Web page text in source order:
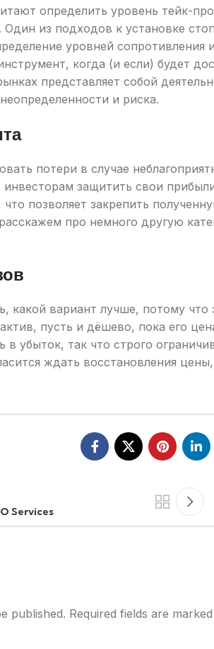
определить уровень тейк-
Один из подходов к установке
уровней
когда (и если) будет
представляет собой
неопределенности и риска.
потери в случае
инвесторам защитить свои
позволяет закрепить
про немного другую
какой вариант лучше, потому
пусть и дёшево, пока его
в убыток, так что строго
ждать восстановления
Services
published. Required fields are marked